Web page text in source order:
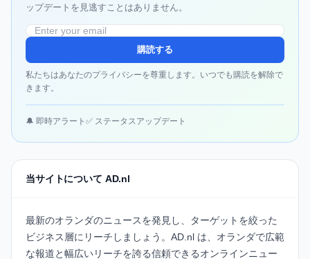
ップデートを見逃すことはありません。
購読する
私たちはあなたのプライバシーを尊重します。いつでも購読を解除で
きます。
🔔 即時アラート ✅ ステータスアップデート
当サイトについて AD.nl
最新のオランダのニュースを発見し、ターゲットを絞った
ビジネス層にリーチしましょう。 AD.nl は、オランダで広範
な報道と幅広いリーチを誇る信頼できるオンラインニュー